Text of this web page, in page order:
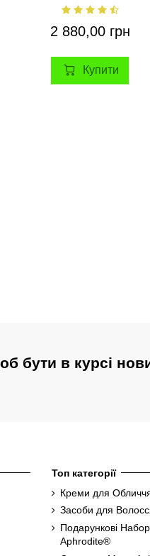
Aphrodite®, натуральний,
30 мл
2 880,00 грн
Купити
бути в курсі
Топ категорії
Креми для
Засоби для
Подарункові
Aphrodite®